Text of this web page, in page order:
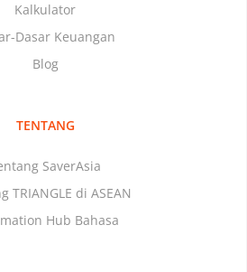
Kalkulator
Dasar Keuangan
Blog
TENTANG
SaverAsia
TRIANGLE di ASEAN
Hub Bahasa